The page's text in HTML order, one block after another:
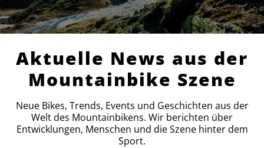
Aktuelle News aus der
Mountainbike Szene
Neue Bikes, Trends, Events und Geschichten aus der
Welt des Mountainbikens. Wir berichten über
Entwicklungen, Menschen und die Szene hinter dem
Sport.